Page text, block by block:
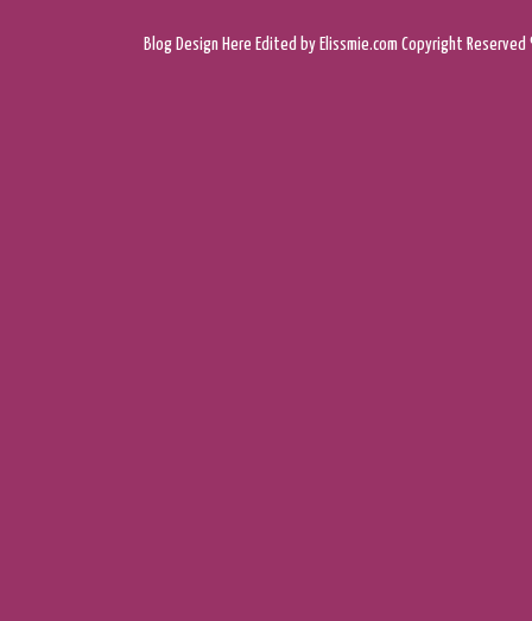
Blog Design Here Edited by Elissmie.com Copyright Reserved